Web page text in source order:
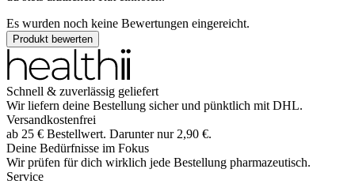
Es wurden noch keine Bewertungen eingereicht.
Produkt bewerten
Schnell & zuverlässig geliefert
Wir liefern deine Bestellung sicher und pünktlich mit DHL.
Versandkostenfrei
ab 25 € Bestellwert. Darunter nur 2,90 €.
Deine Bedürfnisse im Fokus
Wir prüfen für dich wirklich jede Bestellung pharmazeutisch.
Service